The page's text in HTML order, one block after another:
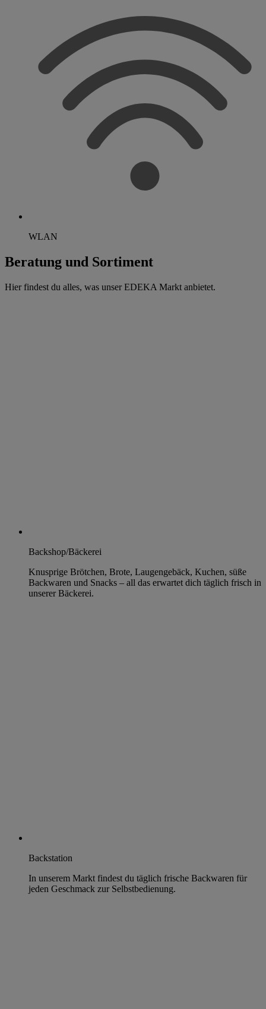
WLAN
Beratung und Sortiment
Hier findest du alles, was unser EDEKA Markt anbietet.
Backshop/Bäckerei
Knusprige Brötchen, Brote, Laugengebäck, Kuchen, süße
Backwaren und Snacks – all das erwartet dich täglich frisch in
unserer Bäckerei.
Backstation
In unserem Markt findest du täglich frische Backwaren für
jeden Geschmack zur Selbstbedienung.